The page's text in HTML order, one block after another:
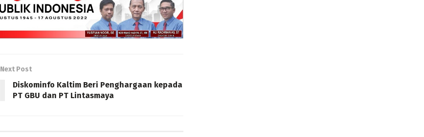
Next Post
Diskominfo Kaltim Beri Penghargaan kepada
PT GBU dan PT Lintasmaya